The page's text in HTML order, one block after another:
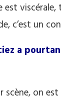
est
c’est un
a
scène, on